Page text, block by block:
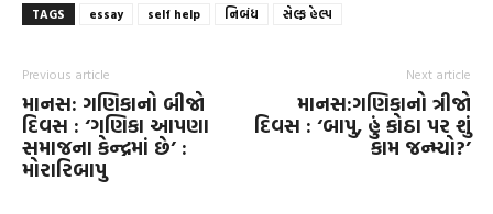
TAGS essay self help નિબંધ સેલ્ફ હેલ્પ
Previous article
માનસ: ગણિકાનો બીજો
દિવસ : ‘ગણિકા આપણા
સમાજના કેન્દ્રમાં છે’ :
મોરારિબાપુ
Next article
માનસ:ગણિકાનો ત્રીજો
દિવસ : ‘બાપુ, હું કોઠા પર શું
કામ જન્મ્યો?’